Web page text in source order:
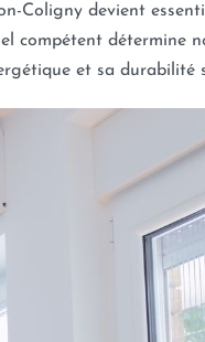
Coligny devient
compétent détermine
et sa durabilité